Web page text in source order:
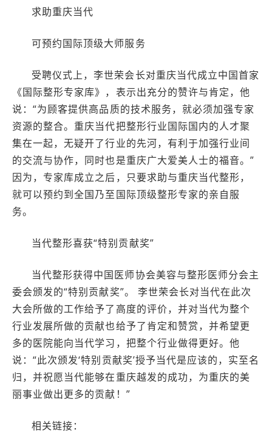
求助重庆当代
可预约国际顶级大师服务
受聘仪式上，李世荣会长对重庆当代成立中国首家
《国际整形专家库》，表示出充分的赞许与肯定，他
说：“为顾客提供高品质的技术服务，就必须加强专家
资源的整合。重庆当代把整形行业国际国内的人才聚
集在一起，无疑开了行业的先河，有利于加强行业间
的交流与协作，同时也是重庆广大爱美人士的福音。”
因为，专家库成立之后，只要求助与重庆当代整形，
就可以预约到全国乃至国际顶级整形专家的亲自服
务。
当代整形喜获“特别贡献奖”
当代整形获得中国医师协会美容与整形医师分会主
委会颁发的“特别贡献奖”。 李世荣会长对当代在此次
大会所做的工作给予了高度的评价，并对当代为整个
行业发展所做的贡献也给予了肯定和赞赏，并希望更
多的医院能向当代学习，把整个行业做得更好。他
说：“此次颁发‘特别贡献奖’授予当代是应该的，实至名
归，并祝愿当代能够在重庆越发的成功，为重庆的美
丽事业做出更多的贡献！”
相关链接：